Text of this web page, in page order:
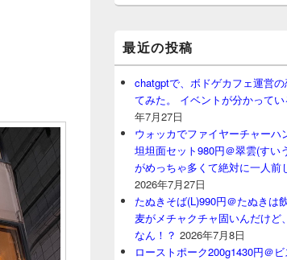
最近の投稿
chatgptで、ボドゲカフェ運営
てみた。 イベントが分かってい
年7月27日
ウォッカでファイヤーチャーハ
坦坦面セット980円＠翠雲(すい
がめっちゃ多くて絶対に一人前
2026年7月27日
たぬきそば(L)990円＠たぬきは
麦がメチャクチャ固いんだけど
なん！？ 2026年7月8日
ローストポーク200g1430円＠